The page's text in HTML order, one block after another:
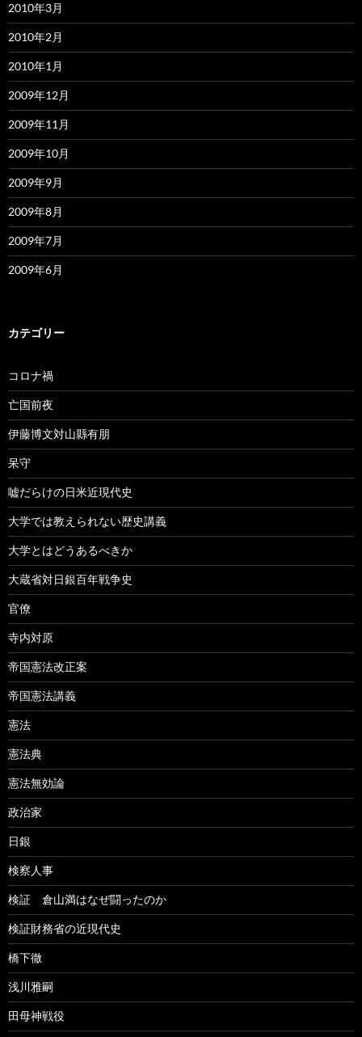
2010年3月
2010年2月
2010年1月
2009年12月
2009年11月
2009年10月
2009年9月
2009年8月
2009年7月
2009年6月
カテゴリー
コロナ禍
亡国前夜
伊藤博文対山縣有朋
呆守
嘘だらけの日米近現代史
大学では教えられない歴史講義
大学とはどうあるべきか
大蔵省対日銀百年戦争史
官僚
寺内対原
帝国憲法改正案
帝国憲法講義
憲法
憲法典
憲法無効論
政治家
日銀
検察人事
検証 倉山満はなぜ闘ったのか
検証財務省の近現代史
橋下徹
浅川雅嗣
田母神戦役